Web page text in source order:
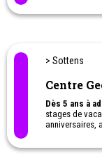
En hiver :
100%
les raquettes,
> Sottens
Centre
Dès 5 ans à
stages de
anniversaires,